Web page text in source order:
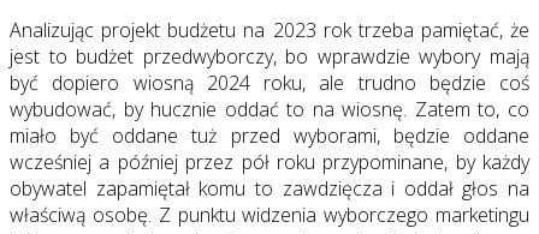
Analizując projekt budżetu na 2023 rok trzeba pamiętać, że
jest to budżet przedwyborczy, bo wprawdzie wybory mają
być dopiero wiosną 2024 roku, ale trudno będzie coś
wybudować, by hucznie oddać to na wiosnę. Zatem to, co
miało być oddane tuż przed wyborami, będzie oddane
wcześniej a później przez pół roku przypominane, by każdy
obywatel zapamiętał komu to zawdzięcza i oddał głos na
właściwą osobę. Z punktu widzenia wyborczego marketingu